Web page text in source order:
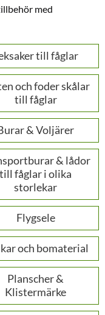
med
till fåglar
och foder skålar
till fåglar
& Voljärer
& lådor
till fåglar i olika
storlekar
Flygsele
och bomaterial
Planscher &
Klistermärke